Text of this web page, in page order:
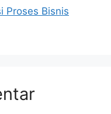
Proses Bisnis